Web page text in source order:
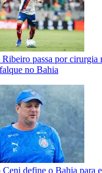
passa por cirurgia
no Bahia
define o Bahia para